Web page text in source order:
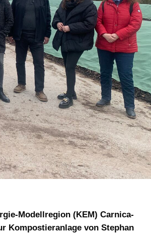
Modellregion (KEM) Carnica-
Kompostieranlage von Stephan